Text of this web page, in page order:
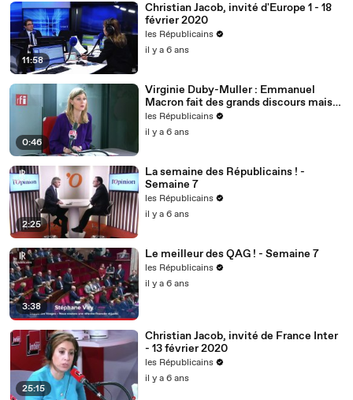
11:58
Christian Jacob, invité d'Europe 1 - 18
février 2020
les Républicains
il y a 6 ans
0:46
Virginie Duby-Muller : Emmanuel
Macron fait des grands discours mais
nous voulons des actes !
les Républicains
il y a 6 ans
2:25
La semaine des Républicains ! -
Semaine 7
les Républicains
il y a 6 ans
3:38
Le meilleur des QAG ! - Semaine 7
les Républicains
il y a 6 ans
25:15
Christian Jacob, invité de France Inter
- 13 février 2020
les Républicains
il y a 6 ans